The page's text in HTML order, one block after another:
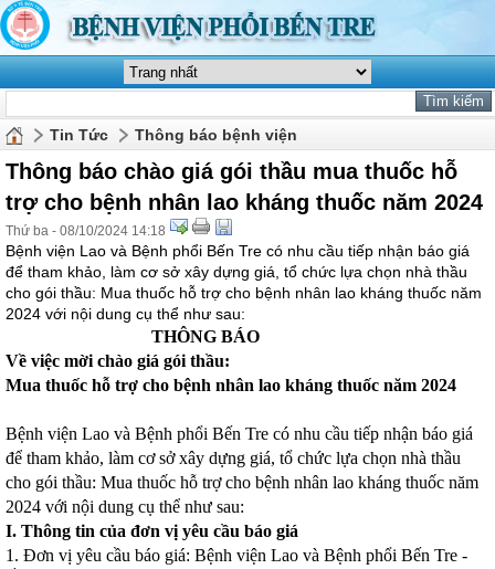
Tin Tức Thông báo bệnh viện
Thông báo chào giá gói thầu mua thuốc hỗ
trợ cho bệnh nhân lao kháng thuốc năm 2024
Thứ ba - 08/10/2024 14:18
Bệnh viện Lao và Bệnh phổi Bến Tre có nhu cầu tiếp nhận báo giá
để tham khảo, làm cơ sở xây dựng giá, tổ chức lựa chọn nhà thầu
cho gói thầu: Mua thuốc hỗ trợ cho bệnh nhân lao kháng thuốc năm
2024 với nội dung cụ thể như sau:
THÔNG BÁO
Về việc mời chào giá gói thầu:
Mua thuốc hỗ trợ cho bệnh nhân lao kháng thuốc năm 2024
Bệnh viện Lao và Bệnh phổi Bến Tre có nhu cầu tiếp nhận báo giá
để tham khảo, làm cơ sở xây dựng giá, tổ chức lựa chọn nhà thầu
cho gói thầu: Mua thuốc hỗ trợ cho bệnh nhân lao kháng thuốc năm
2024 với nội dung cụ thể như sau:
I. Thông tin của đơn vị yêu cầu báo giá
1. Đơn vị yêu cầu báo giá: Bệnh viện Lao và Bệnh phổi Bến Tre -